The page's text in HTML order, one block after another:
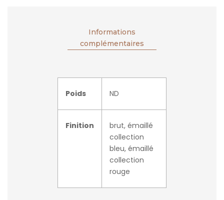
Informations
complémentaires
Poids ND
Finition
brut, émaillé
collection
bleu, émaillé
collection
rouge